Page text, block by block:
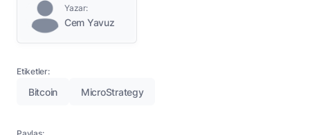
Yazar:
Cem Yavuz
Etiketler:
Bitcoin MicroStrategy